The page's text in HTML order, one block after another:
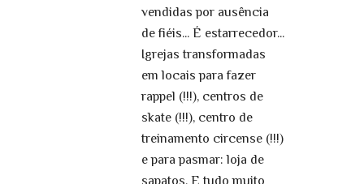
vendidas por ausência
de fiéis... É estarrecedor...
Igrejas transformadas
em locais para fazer
rappel (!!!), centros de
skate (!!!), centro de
treinamento circense (!!!)
e para pasmar: loja de
sapatos. E tudo muito